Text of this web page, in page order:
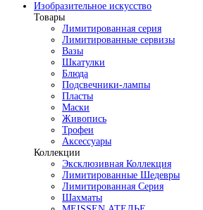
Изобразительное искусство
Товары
Лимитированная серия
Лимитированные сервизы
Вазы
Шкатулки
Блюда
Подсвечники-лампы
Пласты
Маски
Живопись
Трофеи
Аксессуары
Коллекции
Эксклюзивная Коллекция
Лимитированные Шедевры
Лимитированная Серия
Шахматы